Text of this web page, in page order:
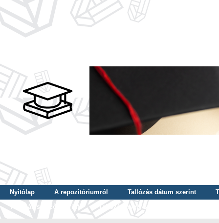
Nyitólap A repozitóriumról Tallózás dátum szerint
Tallózás szerző szerint
Tallózás nyelv szerint